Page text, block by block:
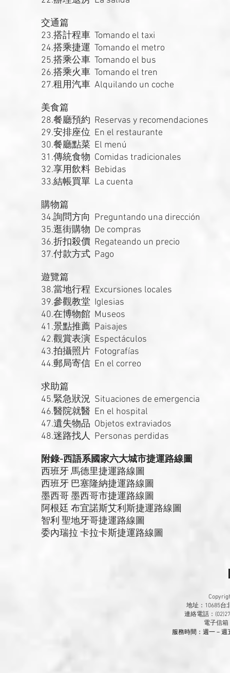
交通篇
23.搭計程車 Tomando el taxi
24.搭乘捷運 Tomando el metro
25.搭乘公車 Tomando el bus
26.搭乘火車 Tomando el tren
27.租用汽車 Alquilando un coche
美食篇
28.餐廳預約 Reservas y recomendaciones
29.安排座位 En el restaurante
30.餐廳點菜 El menú
31.傳統食物 Comidas tradicionales
32.享用飲料 Bebidas
33.結帳買單 La cuenta
購物篇
34.詢問方向 Preguntando una dirección
35.逛街購物 De compras
36.折扣殺價 Regateando un precio
37.付款方式 Pago
遊覽篇
38.當地行程 Excursiones locales
39.參觀教堂 Iglesias
40.在博物館 Museos
41.景點推薦 Paisajes
42.觀賞表演 Espectáculos
43.拍攝照片 Fotografías
44.郵局寄信 En el correo
求助篇
45.緊急狀況 Situaciones de emergencia
46.醫院就醫 En el hospital
47.遺失物品 Objetos extraviados
48.迷路找人 Personas perdidas
附錄-西語系國家六大城市捷運路線圖
西班牙 馬德里捷運路線圖
西班牙 巴塞隆納捷運路線圖
墨西哥 墨西哥市捷運路線圖
阿根廷 布宜諾斯艾利斯捷運路線圖
智利 聖地牙哥捷運路線圖
委內瑞拉 卡拉卡斯捷運路線圖
地址：10685台
連絡電話：
電子信箱
服務時間：週一－